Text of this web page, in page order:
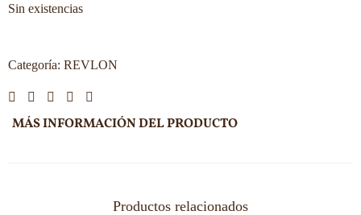
Sin existencias
Categoría: REVLON
MÁS INFORMACIÓN DEL PRODUCTO
Productos relacionados